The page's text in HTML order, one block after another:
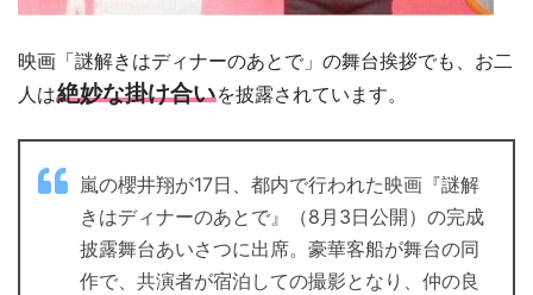
映画「謎解きはディナーのあとで」の舞台挨拶でも、お二
人は絶妙な掛け合いを披露されています。
嵐の櫻井翔が17日、都内で行われた映画『謎解
きはディナーのあとで』（8月3日公開）の完成
披露舞台あいさつに出席。豪華客船が舞台の同
作で、共演者が宿泊しての撮影となり、仲の良